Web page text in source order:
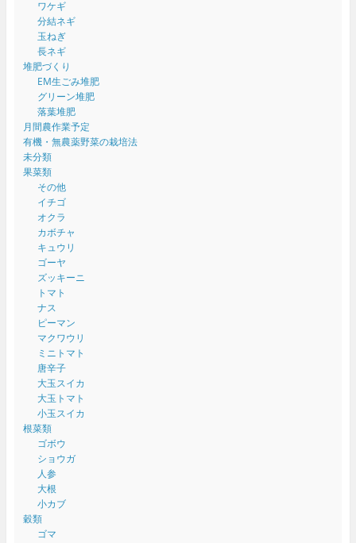
ワケギ
分結ネギ
玉ねぎ
長ネギ
堆肥づくり
EM生ごみ堆肥
グリーン堆肥
落葉堆肥
月間農作業予定
有機・無農薬野菜の栽培法
未分類
果菜類
その他
イチゴ
オクラ
カボチャ
キュウリ
ゴーヤ
ズッキーニ
トマト
ナス
ピーマン
マクワウリ
ミニトマト
唐辛子
大玉スイカ
大玉トマト
小玉スイカ
根菜類
ゴボウ
ショウガ
人参
大根
小カブ
穀類
ゴマ